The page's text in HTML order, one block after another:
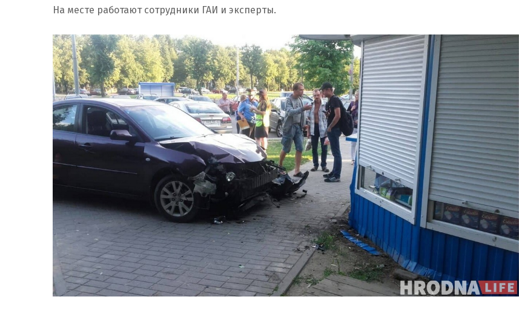
На месте работают сотрудники ГАИ и эксперты.